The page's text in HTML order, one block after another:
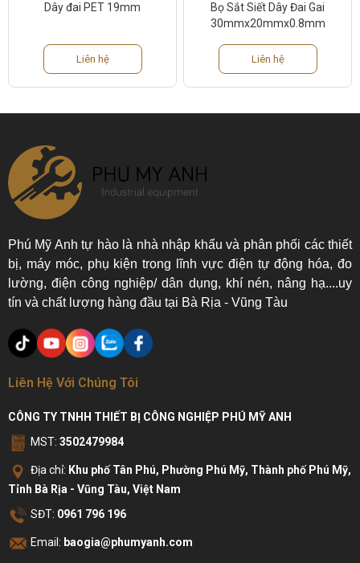
Dây đai PET 19mm
Liên hệ
Bọ Sắt Siết Dây Đai Gai
30mmx20mmx0.8mm
Liên hệ
Phú Mỹ Anh tự hào là nhà nhập khẩu và phân phối các thiết
bị, máy móc, phụ kiện trong lĩnh vực điện tự động hóa, đo
lường, điện công nghiệp/ dân dụng, khí nén, nâng hạ....uy
tín và chất lượng hàng đầu tại Bà Rịa - Vũng Tàu
Liên Hệ Với Chúng Tôi
CÔNG TY TNHH THIẾT BỊ CÔNG NGHIỆP PHÚ MỸ ANH
MST: 3502479984
Địa chỉ: Khu phố Tân Phú, Phường Phú Mỹ, Thành phố Phú Mỹ,
Tỉnh Bà Rịa - Vũng Tàu, Việt Nam
SĐT: 0961 796 196
Email: baogia@phumyanh.com